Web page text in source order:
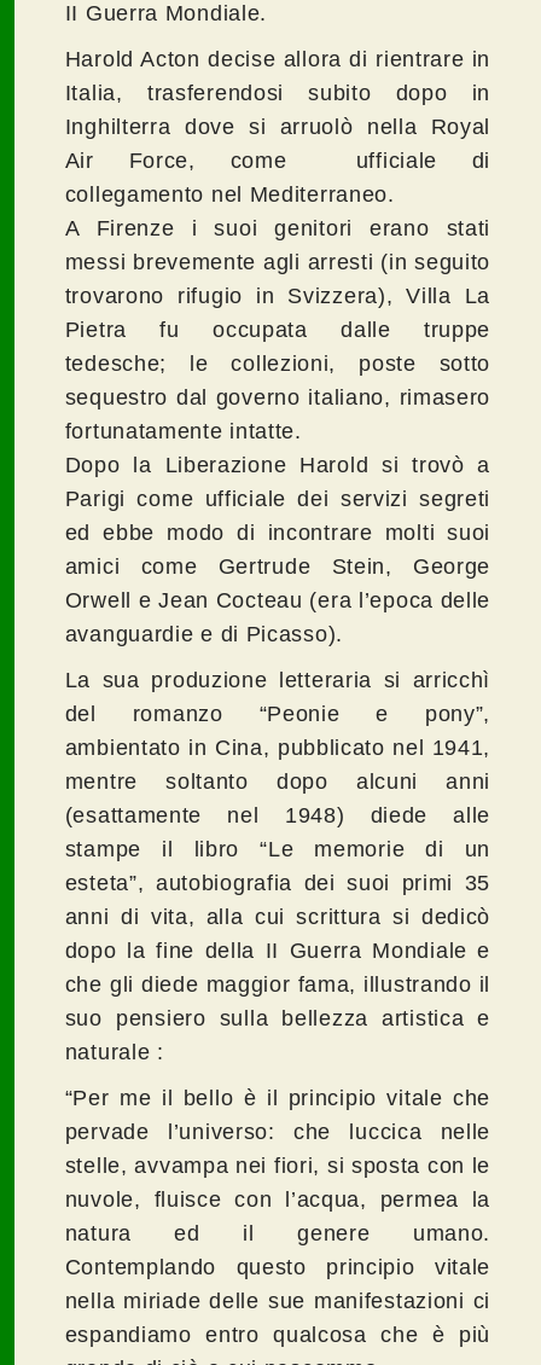
II Guerra Mondiale.
Harold Acton decise allora di rientrare in
Italia, trasferendosi subito dopo in
Inghilterra dove si arruolò nella Royal
Air Force, come ufficiale di
collegamento nel Mediterraneo.
A Firenze i suoi genitori erano stati
messi brevemente agli arresti (in seguito
trovarono rifugio in Svizzera), Villa La
Pietra fu occupata dalle truppe
tedesche; le collezioni, poste sotto
sequestro dal governo italiano, rimasero
fortunatamente intatte.
Dopo la Liberazione Harold si trovò a
Parigi come ufficiale dei servizi segreti
ed ebbe modo di incontrare molti suoi
amici come Gertrude Stein, George
Orwell e Jean Cocteau (era l’epoca delle
avanguardie e di Picasso).
La sua produzione letteraria si arricchì
del romanzo “Peonie e pony”,
ambientato in Cina, pubblicato nel 1941,
mentre soltanto dopo alcuni anni
(esattamente nel 1948) diede alle
stampe il libro “Le memorie di un
esteta”, autobiografia dei suoi primi 35
anni di vita, alla cui scrittura si dedicò
dopo la fine della II Guerra Mondiale e
che gli diede maggior fama, illustrando il
suo pensiero sulla bellezza artistica e
naturale :
“Per me il bello è il principio vitale che
pervade l’universo: che luccica nelle
stelle, avvampa nei fiori, si sposta con le
nuvole, fluisce con l’acqua, permea la
natura ed il genere umano.
Contemplando questo principio vitale
nella miriade delle sue manifestazioni ci
espandiamo entro qualcosa che è più